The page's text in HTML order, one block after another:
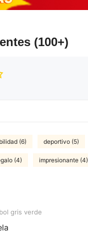
(100+)
(6) deportivo (5)
(4) impresionante (4)
verdegris verde